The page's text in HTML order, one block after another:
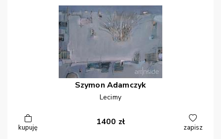
Szymon Adamczyk
Lecimy
kupuję
1400 zł
zapisz